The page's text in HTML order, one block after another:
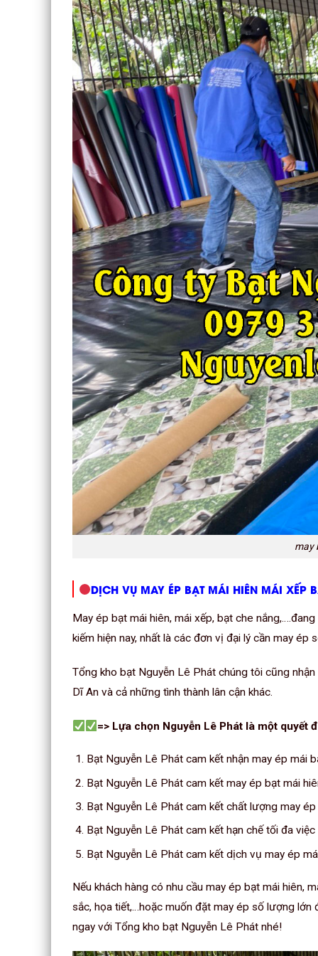
may
DỊCH VỤ MAY ÉP BẠT MÁI HIÊN MÁI XẾP
May ép bạt mái hiên, mái xếp, bạt che
kiếm hiện nay, nhất là các đơn vị đại lý cần may ép
Tổng kho bạt Nguyễn Lê Phát chúng tôi cũng
Dĩ An và cả những tình thành lân cận khác.
=> Lựa chọn Nguyễn Lê Phát là một quyết
Bạt Nguyễn Lê Phát cam kết nhận may ép mái
Bạt Nguyễn Lê Phát cam kết may ép bạt mái
Bạt Nguyễn Lê Phát cam kết chất lượng may
Bạt Nguyễn Lê Phát cam kết hạn chế tối đa
Bạt Nguyễn Lê Phát cam kết dịch vụ may ép
Nếu khách hàng có nhu cầu may ép bạt mái hiên,
sắc, họa tiết,…hoặc muốn đặt may ép số lượng lớn
ngay với Tổng kho bạt Nguyễn Lê Phát nhé!